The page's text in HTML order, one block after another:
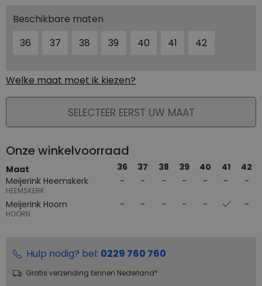
Beschikbare maten
36
37 38 39 40 41 42
Welke maat moet ik kiezen?
PLAATS IN WINKELMAND
SELECTEER EERST UW MAAT
Onze winkelvoorraad
Maat 36 37 38 39 40 41
42
Meijerink Heemskerk
HEEMSKERK
Meijerink Hoorn
HOORN
Hulp nodig? bel: 0229 760 760
Gratis verzending binnen Nederland*